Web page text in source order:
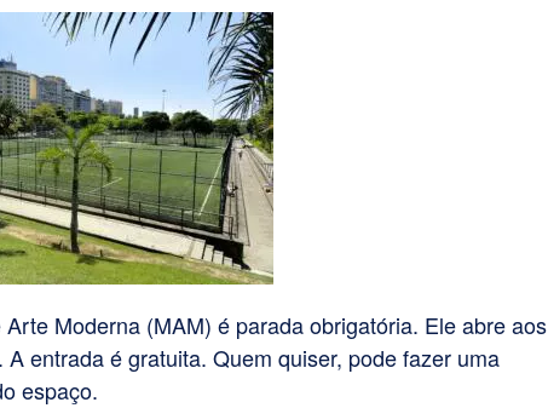
Moderna (MAM) é parada obrigatória. Ele abre aos
entrada é gratuita. Quem quiser, pode fazer uma
espaço.